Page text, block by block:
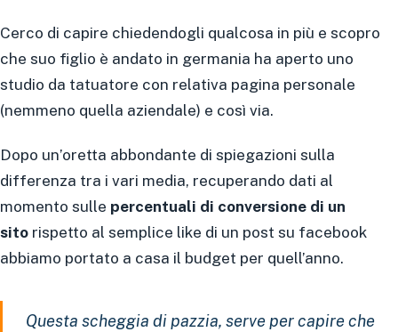
Cerco di capire chiedendogli qualcosa in più e scopro
che suo figlio è andato in germania ha aperto uno
studio da tatuatore con relativa pagina personale
(nemmeno quella aziendale) e così via.
Dopo un’oretta abbondante di spiegazioni sulla
differenza tra i vari media, recuperando dati al
momento sulle percentuali di conversione di un
sito rispetto al semplice like di un post su facebook
abbiamo portato a casa il budget per quell’anno.
Questa scheggia di pazzia, serve per capire che